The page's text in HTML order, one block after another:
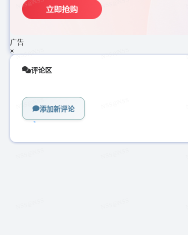
广告
×
评论区
添加新评论